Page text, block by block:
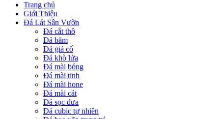
Trang chủ
Giới Thiệu
Đá Lát Sân Vườn
Đá cắt thô
Đá băm
Đá giả cổ
Đá khò lửa
Đá mài bóng
Đá mài tinh
Đá mài hone
Đá mài cát
Đá sọc dưa
Đá cubic tự nhiên